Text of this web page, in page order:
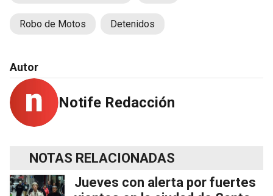
Robo de Motos Detenidos
Autor
Notife Redacción
NOTAS RELACIONADAS
Jueves con alerta por fuertes